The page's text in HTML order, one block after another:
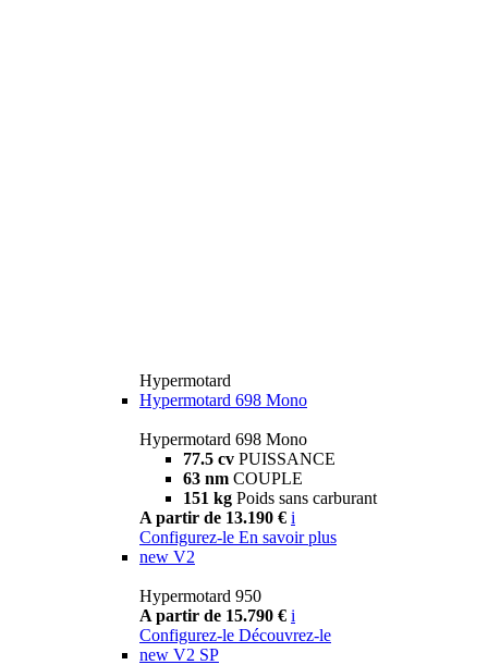
Hypermotard
Hypermotard 698 Mono
Hypermotard 698 Mono
77.5 cv PUISSANCE
63 nm COUPLE
151 kg Poids sans carburant
A partir de 13.190 € i
Configurez-le En savoir plus
new V2
Hypermotard 950
A partir de 15.790 € i
Configurez-le Découvrez-le
new V2 SP